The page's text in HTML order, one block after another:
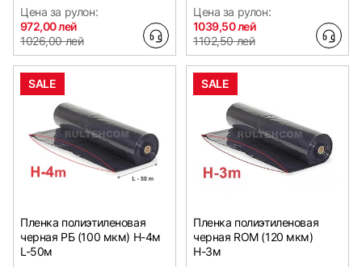
Цена за рулон:
972,00 лей
1026,00 лей
Цена за рулон:
1039,50 лей
1102,50 лей
SALE
Пленка полиэтиленовая
черная РБ (100 мкм) Н-4м
L-50м
SALE
Пленка полиэтиленовая
черная ROM (120 мкм)
Н-3м